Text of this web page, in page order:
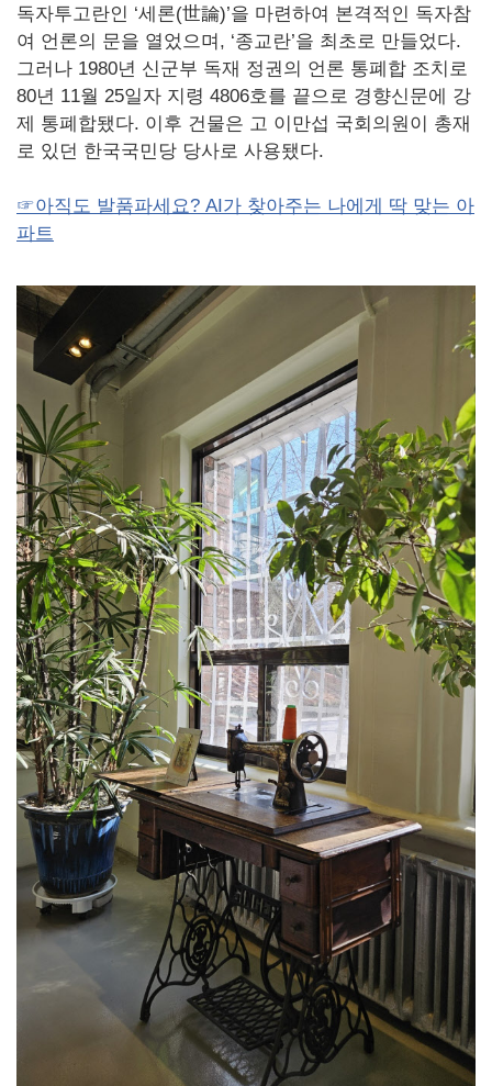
독자투고란인 ‘세론(世論)’을 마련하여 본격적인 독자참
여 언론의 문을 열었으며, ‘종교란’을 최초로 만들었다.
그러나 1980년 신군부 독재 정권의 언론 통폐합 조치로
80년 11월 25일자 지령 4806호를 끝으로 경향신문에 강
제 통폐합됐다. 이후 건물은 고 이만섭 국회의원이 총재
로 있던 한국국민당 당사로 사용됐다.
☞아직도 발품파세요? AI가 찾아주는 나에게 딱 맞는 아
파트